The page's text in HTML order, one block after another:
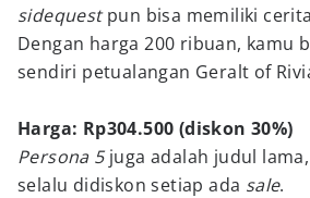
sidequestpun bisa memiliki
Dengan harga 200 ribuan, kamu
sendiri petualangan Geralt of
Harga: Rp304.500 (diskon 30%)
Persona 5 juga adalah judul
selalu didiskon setiap ada sale.